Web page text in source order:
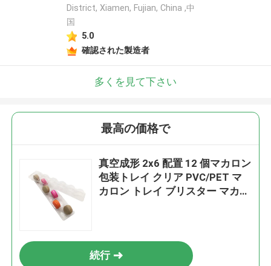
District, Xiamen, Fujian, China ,中
国
5.0
確認された製造者
多くを見て下さい
最高の価格で
真空成形 2x6 配置 12 個マカロン
包装トレイ クリア PVC/PET マ
カロン トレイ ブリスター マカロ
続行